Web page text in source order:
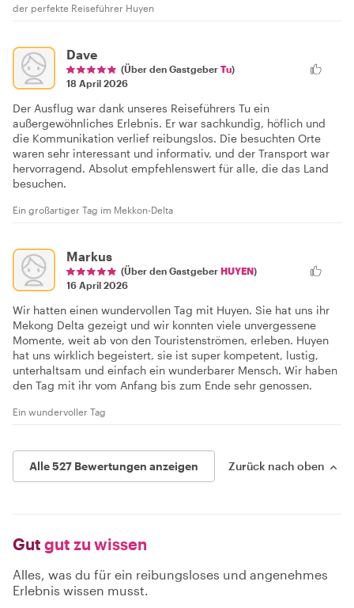
der perfekte Reiseführer Huyen
Dave
(Über den Gastgeber Tu)
18 April 2026
Der Ausflug war dank unseres Reiseführers Tu ein
außergewöhnliches Erlebnis. Er war sachkundig, höflich und
die Kommunikation verlief reibungslos. Die besuchten Orte
waren sehr interessant und informativ, und der Transport war
hervorragend. Absolut empfehlenswert für alle, die das Land
besuchen.
Ein großartiger Tag im Mekkon-Delta
Markus
(Über den Gastgeber HUYEN)
16 April 2026
Wir hatten einen wundervollen Tag mit Huyen. Sie hat uns ihr
Mekong Delta gezeigt und wir konnten viele unvergessene
Momente, weit ab von den Touristenströmen, erleben. Huyen
hat uns wirklich begeistert, sie ist super kompetent, lustig,
unterhaltsam und einfach ein wunderbarer Mensch. Wir haben
den Tag mit ihr vom Anfang bis zum Ende sehr genossen.
Ein wundervoller Tag
Alle 527 Bewertungen anzeigen Zurück nach oben
Gut gut zu wissen
Alles, was du für ein reibungsloses und angenehmes
Erlebnis wissen musst.